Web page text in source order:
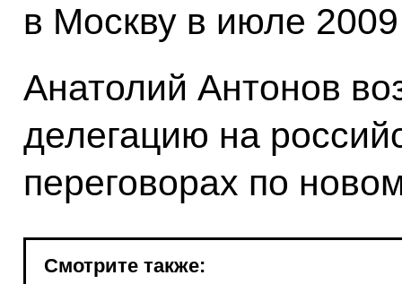
в Москву в июле 2009
Анатолий Антонов
делегацию на
переговорах по
Смотрите также: